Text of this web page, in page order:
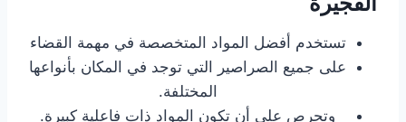
تستخدم أفضل المواد المتخصصة في مهمة القضاء
على جميع الصراصير التي توجد في المكان بأنواعها
المختلفة.
وتحرص على أن تكون المواد ذات فاعلية كبيرة.